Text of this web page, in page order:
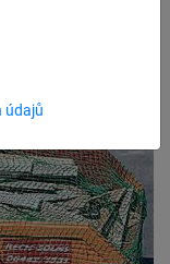
údajů